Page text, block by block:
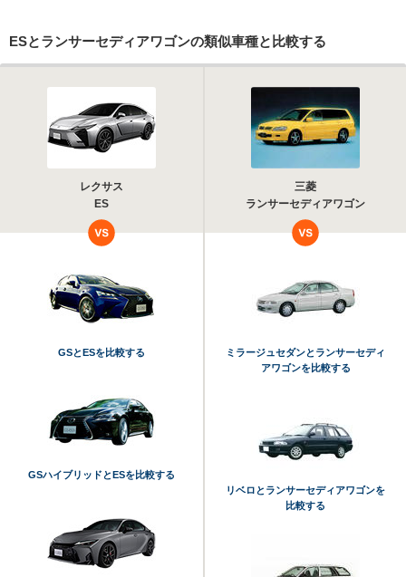
ESとランサーセディアワゴンの類似車種と比較する
レクサス
ES
三菱
ランサーセディアワゴン
GSとESを比較する
GSハイブリッドとESを比較する
ミラージュセダンとランサーセディ
アワゴンを比較する
リベロとランサーセディアワゴンを
比較する